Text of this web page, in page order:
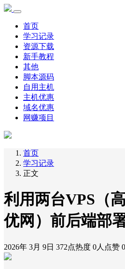
首页
学习记录
资源下载
新手教程
其他
脚本源码
自用主机
主机优惠
域名优惠
网赚项目
首页
学习记录
正文
利用两台VPS（
优网）前后端部
2026年 3月 9日 372点热度 0人点赞